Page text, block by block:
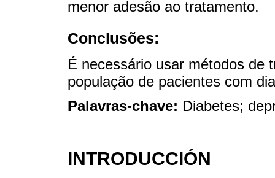
menor adesão ao tratamento.
Conclusões:
É necessário usar métodos de
população de pacientes com
Palavras-chave: Diabetes;
INTRODUCCIÓN